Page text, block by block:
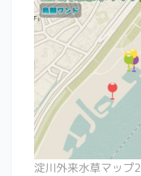
淀川外来水草マップ